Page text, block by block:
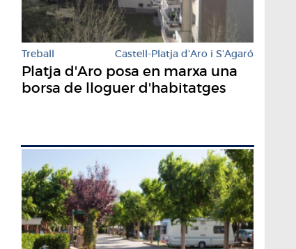
Treball Castell-Platja d'Aro i S'Agaró
Platja d'Aro posa en marxa una
borsa de lloguer d'habitatges